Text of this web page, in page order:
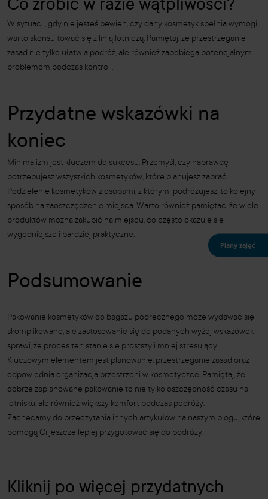
Co zrobić w razie wątpliwości?
W sytuacji, gdy nie jesteś pewien, czy dany kosmetyk spełnia wymogi,
warto skonsultować się z linią lotniczą. Pamiętaj, że przestrzeganie
zasad nie tylko ułatwia podróż, ale również zapobiega potencjalnym
problemom podczas kontroli.
Przydatne wskazówki na
koniec
Minimalizm jest kluczem do sukcesu. Przemyśl, czy naprawdę
potrzebujesz wszystkich kosmetyków, które planujesz zabrać.
Podzielenie kosmetyków z osobami, z którymi podróżujesz, to kolejny
sposób na zaoszczędzenie miejsca. Warto również pamiętać, że wiele
produktów można zakupić na miejscu, co często okazuje się
wygodniejsze i bardziej praktyczne.
Podsumowanie
Pakowanie kosmetyków do bagażu podręcznego może wydawać się
skomplikowane, ale zastosowanie się do podanych wyżej wskazówek
sprawi, że proces ten stanie się prostszy i mniej stresujący.
Kluczowym elementem jest planowanie, przestrzeganie zasad oraz
odpowiednia organizacja przestrzeni w kosmetyczce. Pamiętaj, że
dobrze zaplanowane pakowanie to nie tylko oszczędność czasu na
lotnisku, ale również większy komfort podczas podróży.
Zachęcamy do przeczytania innych artykułów na naszym blogu, które
pomogą Ci jeszcze lepiej przygotować się do podróży.
Kliknij po więcej przydatnych
Plany zajęć